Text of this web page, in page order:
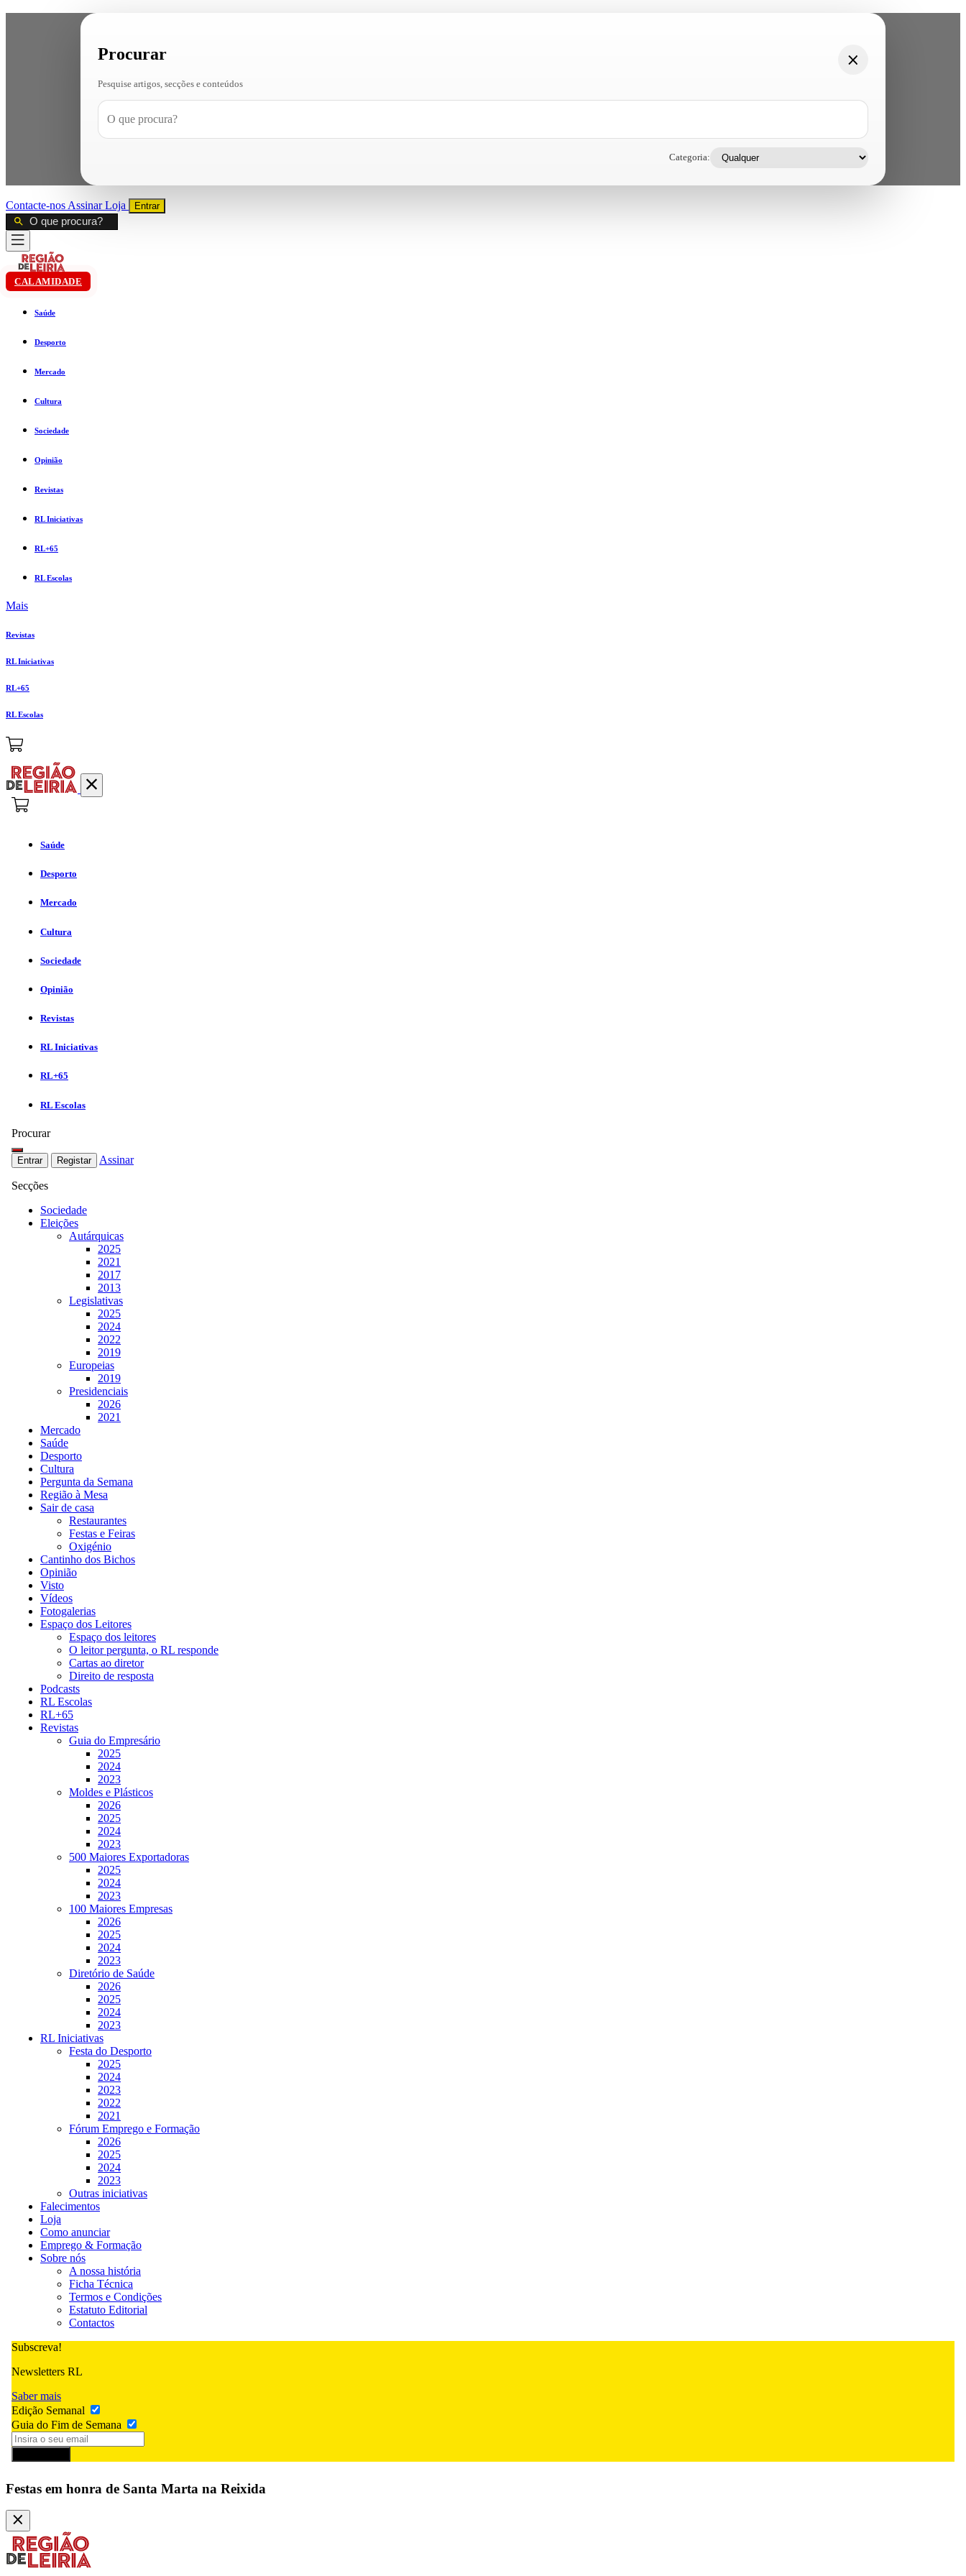
Procurar
Pesquise artigos, secções e conteúdos
Categoria:
Contacte-nos AssinarLoja Entrar
CALAMIDADE
Saúde
Desporto
Mercado
Cultura
Sociedade
Opinião
Revistas
RL Iniciativas
RL+65
RL Escolas
Mais
Revistas
RL Iniciativas
RL+65
RL Escolas
Saúde
Desporto
Mercado
Cultura
Sociedade
Opinião
Revistas
RL Iniciativas
RL+65
RL Escolas
Procurar
Entrar Registar Assinar
Secções
Sociedade
Eleições
Autárquicas
2025
2021
2017
2013
Legislativas
2025
2024
2022
2019
Europeias
2019
Presidenciais
2026
2021
Mercado
Saúde
Desporto
Cultura
Pergunta da Semana
Região à Mesa
Sair de casa
Restaurantes
Festas e Feiras
Oxigénio
Cantinho dos Bichos
Opinião
Visto
Vídeos
Fotogalerias
Espaço dos Leitores
Espaço dos leitores
O leitor pergunta, o RL responde
Cartas ao diretor
Direito de resposta
Podcasts
RL Escolas
RL+65
Revistas
Guia do Empresário
2025
2024
2023
Moldes e Plásticos
2026
2025
2024
2023
500 Maiores Exportadoras
2025
2024
2023
100 Maiores Empresas
2026
2025
2024
2023
Diretório de Saúde
2026
2025
2024
2023
RL Iniciativas
Festa do Desporto
2025
2024
2023
2022
2021
Fórum Emprego e Formação
2026
2025
2024
2023
Outras iniciativas
Falecimentos
Loja
Como anunciar
Emprego & Formação
Sobre nós
A nossa história
Ficha Técnica
Termos e Condições
Estatuto Editorial
Contactos
Subscreva!
Newsletters RL
Saber mais
Edição Semanal
Guia do Fim de Semana
Festas em honra de Santa Marta na Reixida